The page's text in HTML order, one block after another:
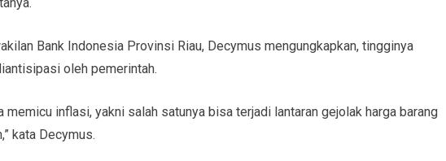
Bank Indonesia Provinsi Riau, Decymus mengungkapkan, tingginya
oleh pemerintah.
memicu inflasi, yakni salah satunya bisa terjadi lantaran gejolak harga barang
kata Decymus.